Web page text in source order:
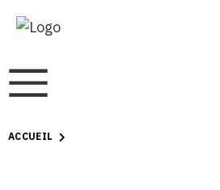
ACCUEIL